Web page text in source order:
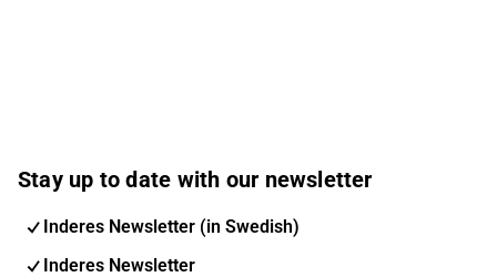
Stay up to date with our newsletter
Inderes Newsletter (in Swedish)
Inderes Newsletter